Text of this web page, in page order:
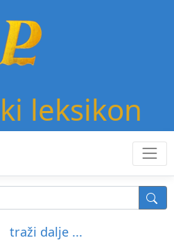
leksikon
traži dalje ...